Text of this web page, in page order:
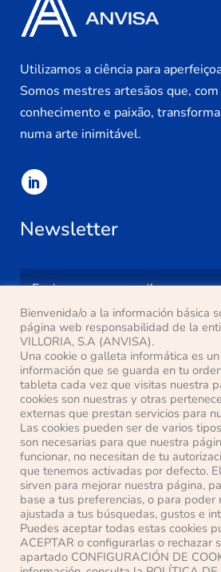
Utilizamos a ciência para
Somos mestres artesãos que,
conhecimento e paixão,
numa arte inimitável.
Newsletter
Eu li e aceito apolítica de privacidade
Localização
Pasaje Ana Mª del Valle, s/n
28500 Arganda del Rey (Madrid)
Telefone: 91 871 63 14
E-mail: anvisa@anvisa.com
Bienvenida/o a la información básica
página web responsabilidad de la
VILLORIA, S.A (ANVISA).
Una cookie o galleta informática es
información que se guarda en tu
tableta cada vez que visitas nuestra
cookies son nuestras y otras
externas que prestan servicios para
Las cookies pueden ser de varios
son necesarias para que nuestra
funcionar, no necesitan de tu
que tenemos activadas por defecto.
sirven para mejorar nuestra página,
base a tus preferencias, o para
ajustada a tus búsquedas, gustos e
Puedes aceptar todas estas cookies
ACEPTAR o configurarlas o rechazar
apartado CONFIGURACIÓN DE